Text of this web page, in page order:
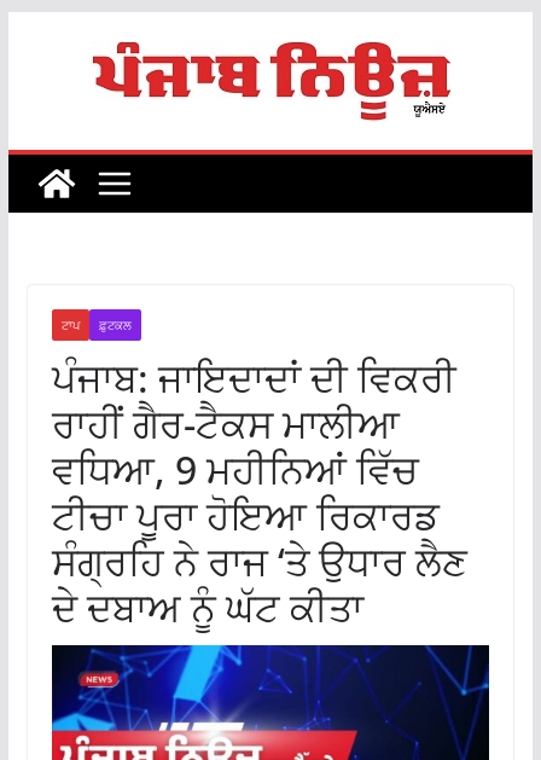
ਟਾਪ ਫ਼ੁਟਕਲ
ਪੰਜਾਬ: ਜਾਇਦਾਦਾਂ ਦੀ ਵਿਕਰੀ
ਰਾਹੀਂ ਗੈਰ-ਟੈਕਸ ਮਾਲੀਆ
ਵਧਿਆ, 9 ਮਹੀਨਿਆਂ ਵਿੱਚ
ਟੀਚਾ ਪੂਰਾ ਹੋਇਆ ਰਿਕਾਰਡ
ਸੰਗ੍ਰਹਿ ਨੇ ਰਾਜ ‘ਤੇ ਉਧਾਰ ਲੈਣ
ਦੇ ਦਬਾਅ ਨੂੰ ਘੱਟ ਕੀਤਾ